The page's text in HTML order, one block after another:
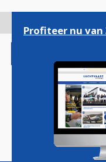
gaan
Magazine
Profiteer nu